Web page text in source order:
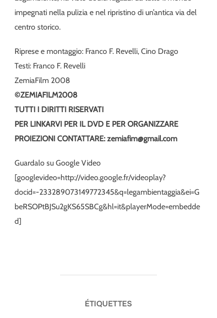
impegnati nella pulizia e nel ripristino di un’antica via del
centro storico.
Riprese e montaggio: Franco F. Revelli, Cino Drago
Testi: Franco F. Revelli
ZemiaFilm 2008
©ZEMIAFILM2008
TUTTI I DIRITTI RISERVATI
PER LINKARVI PER IL DVD E PER ORGANIZZARE
PROIEZIONI CONTATTARE: zemiafim@gmail.com
Guardalo su Google Video
[googlevideo=http://video.google.fr/videoplay?
docid=-233289073149772345&q=legambientaggia&ei=G
beRSOPtBJSu2gKS65SBCg&hl=it&playerMode=embedde
d]
ÉTIQUETTES